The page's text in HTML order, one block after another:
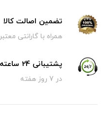
تضمین اصالت کالا
همراه با گارانتی معتبر
پشتیبانی 24 ساعته
در 7 روز هفته